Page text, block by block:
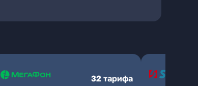
32 тарифа